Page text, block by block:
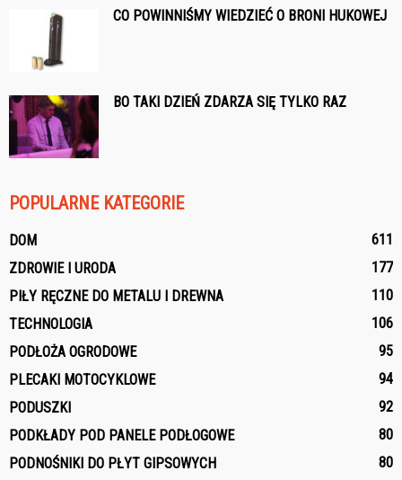
CO POWINNIŚMY WIEDZIEĆ O BRONI HUKOWEJ
BO TAKI DZIEŃ ZDARZA SIĘ TYLKO RAZ
POPULARNE KATEGORIE
DOM
611
ZDROWIE I URODA
177
PIŁY RĘCZNE DO METALU I DREWNA
110
TECHNOLOGIA
106
PODŁOŻA OGRODOWE
95
PLECAKI MOTOCYKLOWE
94
PODUSZKI
92
PODKŁADY POD PANELE PODŁOGOWE
80
PODNOŚNIKI DO PŁYT GIPSOWYCH
80